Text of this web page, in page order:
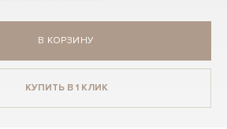
В КОРЗИНУ
КУПИТЬ В 1 КЛИК